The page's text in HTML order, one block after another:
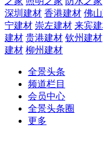
深圳建材 香港建材 佛
宁建材 崇左建材 来宾
建材 贵港建材 钦州建材
建材 柳州建材
全景头条
频道栏目
会员中心
全景头条圈
更多